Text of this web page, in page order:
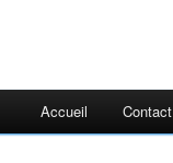
Accueil Contact